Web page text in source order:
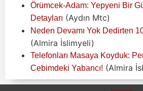
Örümcek-Adam: Yepyeni Bir
Detayları (Aydın Mtc)
Neden Devamı Yok Dedirten
(Almira İslimyeli)
Telefonları Masaya Koyduk:
Cebimdeki Yabancı! (Almira